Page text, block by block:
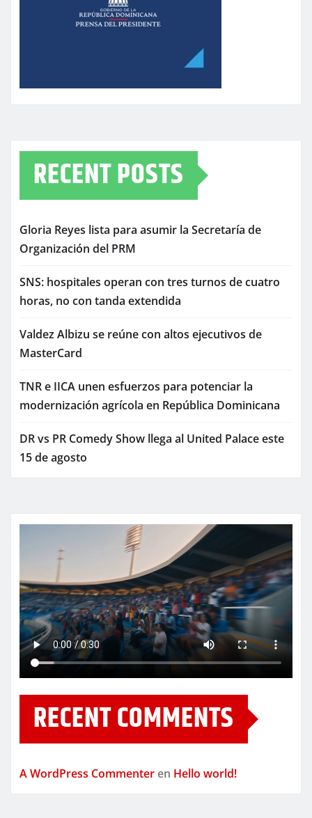
RECENT POSTS
Gloria Reyes lista para asumir la Secretaría de
Organización del PRM
SNS: hospitales operan con tres turnos de cuatro
horas, no con tanda extendida
Valdez Albizu se reúne con altos ejecutivos de
MasterCard
TNR e IICA unen esfuerzos para potenciar la
modernización agrícola en República Dominicana
DR vs PR Comedy Show llega al United Palace este
15 de agosto
RECENT COMMENTS
A WordPress Commenter en Hello world!